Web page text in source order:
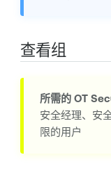
查看组
所需的 OT
安全经理、安
限的用户